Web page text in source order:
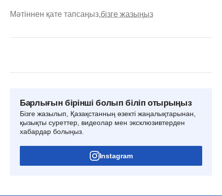
Мәтіннен қате тапсаңыз,бізге жазыңыз
Барлығын бірінші болып біліп отырыңыз
Бізге жазылып, Қазақстанның өзекті жаңалықтарынан,
қызықты суреттер, видеолар мен эксклюзивтерден
хабардар болыңыз.
Instagram